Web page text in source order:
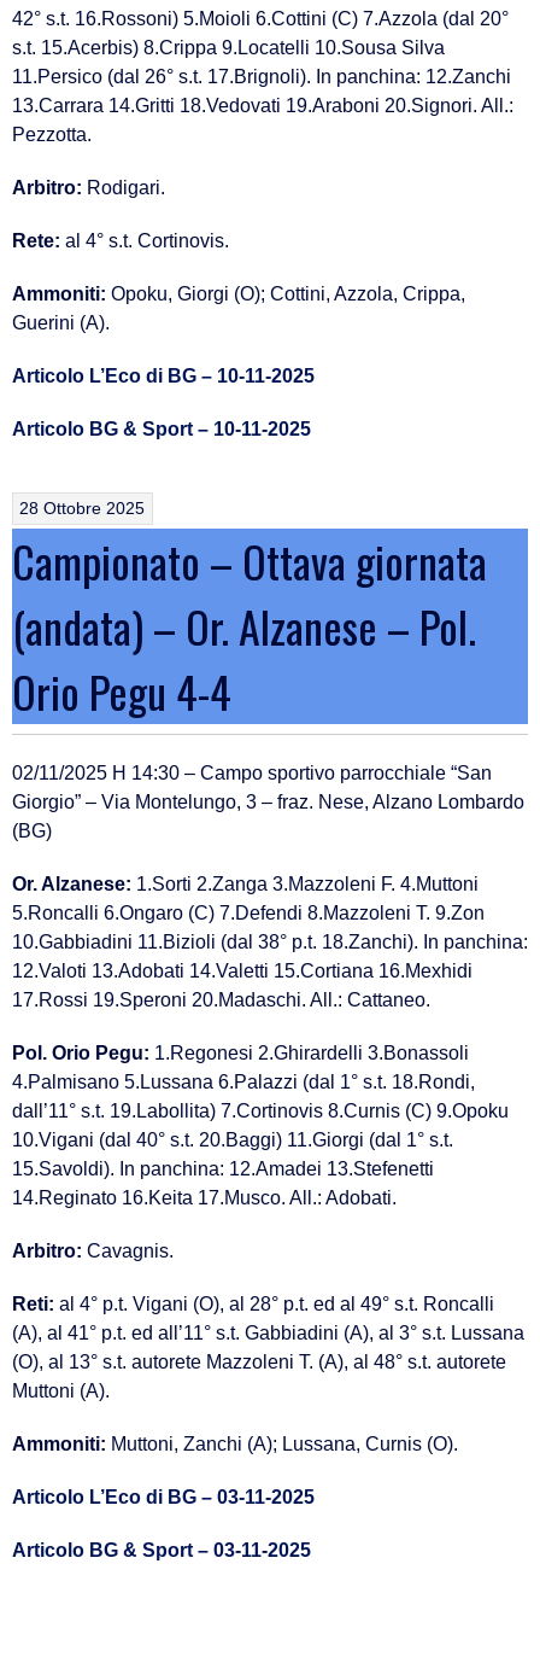
42° s.t. 16.Rossoni) 5.Moioli 6.Cottini (C) 7.Azzola (dal 20°
s.t. 15.Acerbis) 8.Crippa 9.Locatelli 10.Sousa Silva
11.Persico (dal 26° s.t. 17.Brignoli). In panchina: 12.Zanchi
13.Carrara 14.Gritti 18.Vedovati 19.Araboni 20.Signori. All.:
Pezzotta.
Arbitro: Rodigari.
Rete: al 4° s.t. Cortinovis.
Ammoniti: Opoku, Giorgi (O); Cottini, Azzola, Crippa,
Guerini (A).
Articolo L’Eco di BG – 10-11-2025
Articolo BG & Sport – 10-11-2025
28 Ottobre 2025
Campionato – Ottava giornata
(andata) – Or. Alzanese – Pol.
Orio Pegu 4-4
02/11/2025 H 14:30 – Campo sportivo parrocchiale “San
Giorgio” – Via Montelungo, 3 – fraz. Nese, Alzano Lombardo
(BG)
Or. Alzanese: 1.Sorti 2.Zanga 3.Mazzoleni F. 4.Muttoni
5.Roncalli 6.Ongaro (C) 7.Defendi 8.Mazzoleni T. 9.Zon
10.Gabbiadini 11.Bizioli (dal 38° p.t. 18.Zanchi). In panchina:
12.Valoti 13.Adobati 14.Valetti 15.Cortiana 16.Mexhidi
17.Rossi 19.Speroni 20.Madaschi. All.: Cattaneo.
Pol. Orio Pegu: 1.Regonesi 2.Ghirardelli 3.Bonassoli
4.Palmisano 5.Lussana 6.Palazzi (dal 1° s.t. 18.Rondi,
dall’11° s.t. 19.Labollita) 7.Cortinovis 8.Curnis (C) 9.Opoku
10.Vigani (dal 40° s.t. 20.Baggi) 11.Giorgi (dal 1° s.t.
15.Savoldi). In panchina: 12.Amadei 13.Stefenetti
14.Reginato 16.Keita 17.Musco. All.: Adobati.
Arbitro: Cavagnis.
Reti: al 4° p.t. Vigani (O), al 28° p.t. ed al 49° s.t. Roncalli
(A), al 41° p.t. ed all’11° s.t. Gabbiadini (A), al 3° s.t. Lussana
(O), al 13° s.t. autorete Mazzoleni T. (A), al 48° s.t. autorete
Muttoni (A).
Ammoniti: Muttoni, Zanchi (A); Lussana, Curnis (O).
Articolo L’Eco di BG – 03-11-2025
Articolo BG & Sport – 03-11-2025